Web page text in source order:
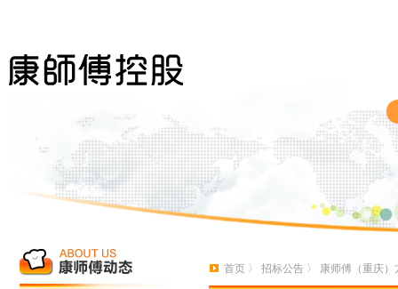
首页 〉 招标公告 〉 康师傅（重庆